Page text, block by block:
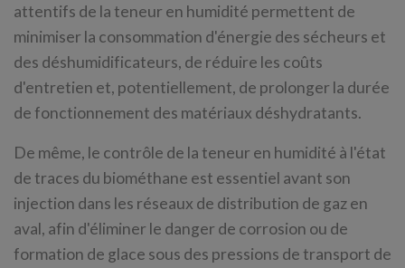
attentifs de la teneur en humidité permettent de
minimiser la consommation d'énergie des sécheurs et
des déshumidificateurs, de réduire les coûts
d'entretien et, potentiellement, de prolonger la durée
de fonctionnement des matériaux déshydratants.
De même, le contrôle de la teneur en humidité à l'état
de traces du biométhane est essentiel avant son
injection dans les réseaux de distribution de gaz en
aval, afin d'éliminer le danger de corrosion ou de
formation de glace sous des pressions de transport de